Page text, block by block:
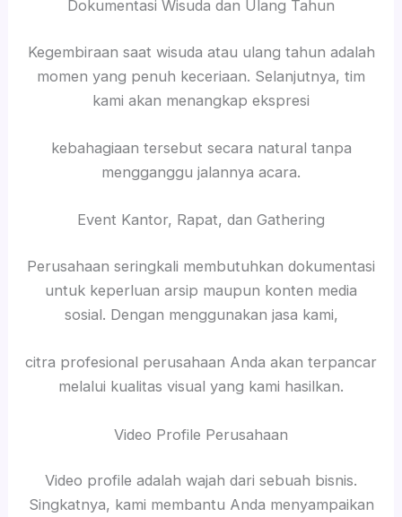
Dokumentasi Wisuda dan Ulang Tahun
Kegembiraan saat wisuda atau ulang tahun adalah
momen yang penuh keceriaan. Selanjutnya, tim
kami akan menangkap ekspresi
kebahagiaan tersebut secara natural tanpa
mengganggu jalannya acara.
Event Kantor, Rapat, dan Gathering
Perusahaan seringkali membutuhkan dokumentasi
untuk keperluan arsip maupun konten media
sosial. Dengan menggunakan jasa kami,
citra profesional perusahaan Anda akan terpancar
melalui kualitas visual yang kami hasilkan.
Video Profile Perusahaan
Video profile adalah wajah dari sebuah bisnis.
Singkatnya, kami membantu Anda menyampaikan